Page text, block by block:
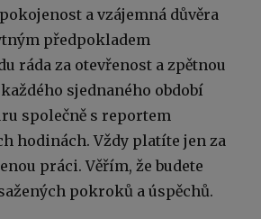
a vzájemná důvěra
předpokladem
ráda za otevřenost a zpětnou
sjednaného období
společně s reportem
hodinách. Vždy platíte jen za
práci. Věřím, že budete
pokroků a úspěchů.